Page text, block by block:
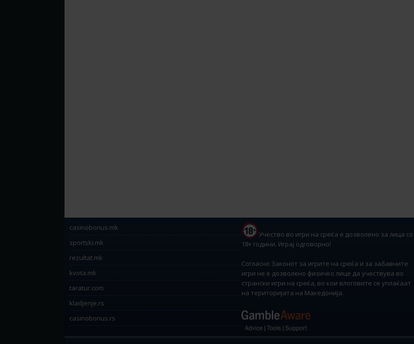
casinobonus.mk
sportski.mk
rezultat.mk
kvota.mk
taratur.com
kladjenje.rs
casinobonus.rs
Учество во игри на среќа е дозволено за лица со
18+ години. Играј одговорно!
Согласно Законот за игрите на среќа и за забавните
игри не е дозволено физичко лице да учествува во
странски игри на среќа, во кои влоговите се уплаќаат
на територијата на Македонија.